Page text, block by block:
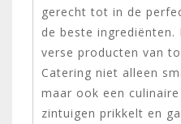
gerecht tot in de
de beste
verse producten van
Catering niet alleen
maar ook een
zintuigen prikkelt en